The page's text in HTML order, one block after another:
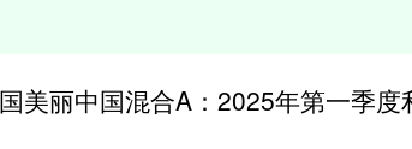
美丽中国混合A：2025年第一季